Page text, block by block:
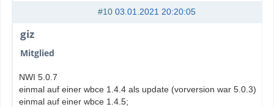
#10 03.01.2021 20:20:05
giz
Mitglied
NWI 5.0.7
einmal auf einer wbce 1.4.4 als update (vorversion war 5.0.3)
einmal auf einer wbce 1.4.5;